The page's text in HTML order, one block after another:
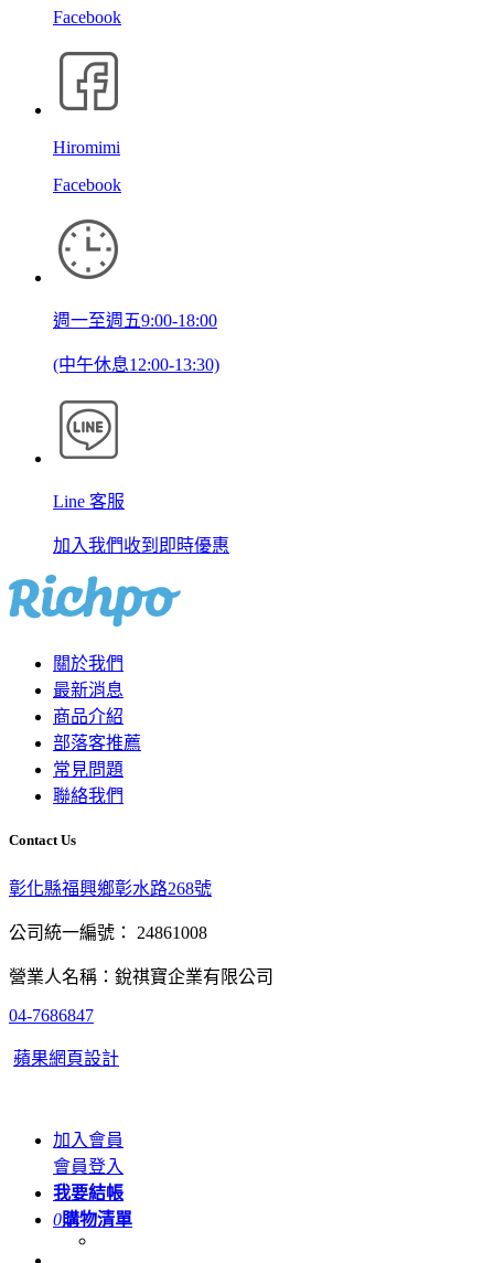
Facebook
Hiromimi
Facebook
週一至週五9:00-18:00
(中午休息12:00-13:30)
Line 客服
加入我們收到即時優惠
關於我們
最新消息
商品介紹
部落客推薦
常見問題
聯絡我們
Contact Us
彰化縣福興鄉彰水路268號
公司統一編號： 24861008
營業人名稱：銳祺寶企業有限公司
04-7686847
蘋果網頁設計
加入會員
會員登入
我要結帳
0購物清單